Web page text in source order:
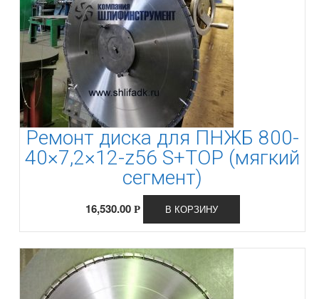
Ремонт диска для ПНЖБ 800-
40×7,2×12-z56 S+TOP (мягкий
сегмент)
16,530.00 Р В КОРЗИНУ